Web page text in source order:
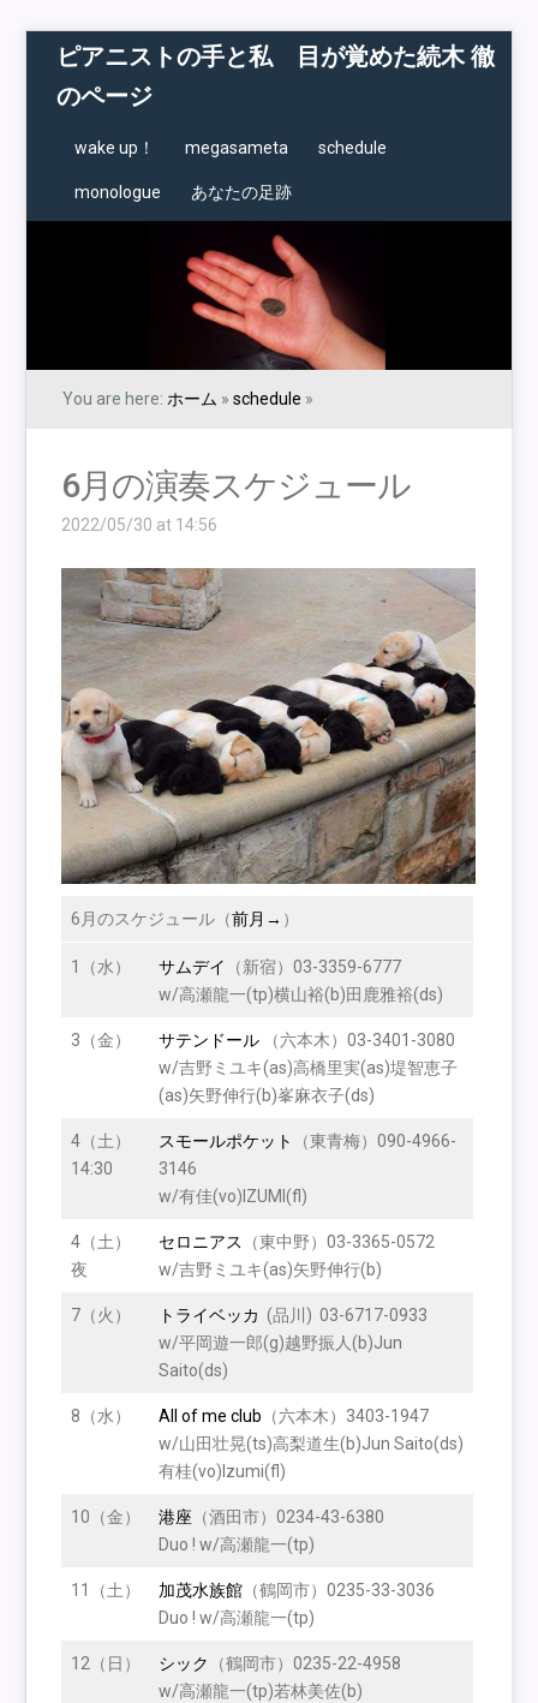
ピアニストの手と私 目が覚めた続木 徹
のページ
wake up！ megasameta schedule
monologue あなたの足跡
You are here: ホーム »schedule »
6月の演奏スケジュール
2022/05/30 at 14:56
6月のスケジュール（前月→ ）
1（水） サムデイ
（新宿）03-3359-6777
w/高瀬龍一(tp)横山裕(b)田鹿雅裕(ds)
3（金） サテンドール （六本木）03-3401-3080
w/吉野ミユキ(as)高橋里実(as)堤智恵子
(as)矢野伸行(b)峯麻衣子(ds)
4（土）
14:30
スモールポケット
（東青梅）090-4966-
3146
w/有佳(vo)IZUMI(fl)
4（土）
夜
セロニアス
（東中野）03-3365-0572
w/吉野ミユキ(as)矢野伸行(b)
7（火） トライベッカ (品川) 03-6717-0933
w/平岡遊一郎(g)越野振人(b)Jun
Saito(ds)
8（水） All of me club （六本木）3403-1947
w/山田壮晃(ts)高梨道生(b)Jun Saito(ds)
有桂(vo)Izumi(fl)
10（金） 港座 （酒田市）0234-43-6380
Duo ! w/高瀬龍一(tp)
11（土） 加茂水族館 （鶴岡市）0235-33-3036
Duo ! w/高瀬龍一(tp)
12（日） シック
（鶴岡市）0235-22-4958
w/高瀬龍一(tp)若林美佐(b)